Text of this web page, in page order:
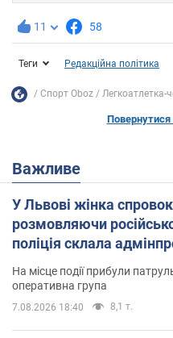
11 58
Теги Редакційна політика
Спорт Oboz Легкоатлетка-
Повернутися
Важливе
У Львові жінка
розмовляючи
поліція склала
На місце події прибули
оперативна група
7.08.2026 18:40 8,1 т.